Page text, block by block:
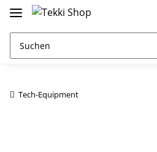
Tech-Equipment